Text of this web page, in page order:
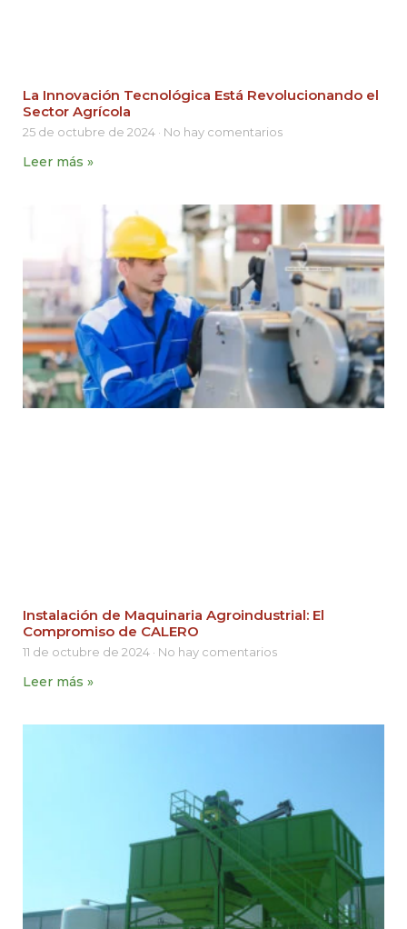
La Innovación Tecnológica Está Revolucionando el
Sector Agrícola
25 de octubre de 2024 No hay comentarios
Leer más »
Instalación de Maquinaria Agroindustrial: El
Compromiso de CALERO
11 de octubre de 2024 No hay comentarios
Leer más »